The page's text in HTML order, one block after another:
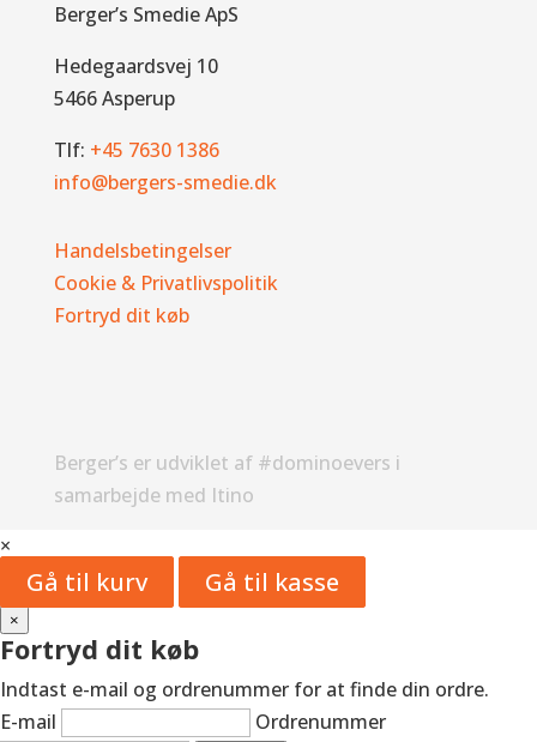
Berger’s Smedie ApS
Hedegaardsvej 10
5466 Asperup
Tlf: +45 7630 1386
info@bergers-smedie.dk
Handelsbetingelser
Cookie & Privatlivspolitik
Fortryd dit køb
Berger’s er udviklet af #dominoevers i
samarbejde med Itino
×
Gå til kurv Gå til kasse
×
Fortryd dit køb
Indtast e-mail og ordrenummer for at finde din ordre.
E-mail
Ordrenummer